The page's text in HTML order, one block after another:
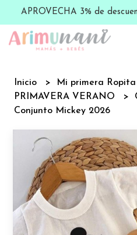
APROVECHA 3% de
Inicio
Mi primera Ropita
PRIMAVERA VERANO
Conjunto Mickey 2026